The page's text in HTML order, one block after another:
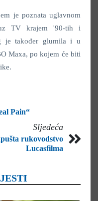
je poznata uglavnom
TV krajem '90-tih i
je također glumila i u
Maxa, po kojem će biti
Pain“
Sljedeća
rukovodstvo
Lucasfilma